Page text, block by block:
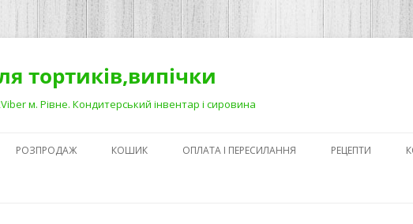
тортиків,випічки
м. Рівне. Кондитерський інвентар і сировина
РОЗПРОДАЖ КОШИК ОПЛАТА І ПЕРЕСИЛАННЯ РЕЦЕПТИ